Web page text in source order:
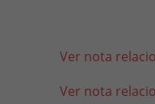
Ver nota
Ver nota